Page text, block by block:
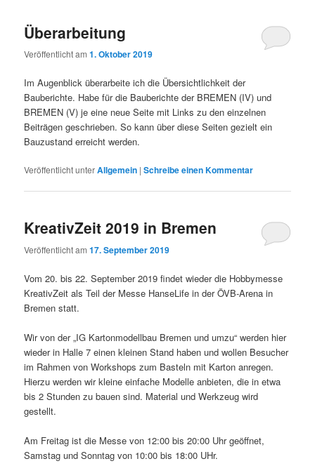
Überarbeitung
Veröffentlicht am1. Oktober 2019
Im Augenblick überarbeite ich die Übersichtlichkeit der
Bauberichte. Habe für die Bauberichte der BREMEN (IV) und
BREMEN (V) je eine neue Seite mit Links zu den einzelnen
Beiträgen geschrieben. So kann über diese Seiten gezielt ein
Bauzustand erreicht werden.
Veröffentlicht unterAllgemein |Schreibe einen Kommentar
KreativZeit 2019 in Bremen
Veröffentlicht am17. September 2019
Vom 20. bis 22. September 2019 findet wieder die Hobbymesse
KreativZeit als Teil der Messe HanseLife in der ÖVB-Arena in
Bremen statt.
Wir von der „IG Kartonmodellbau Bremen und umzu“ werden hier
wieder in Halle 7 einen kleinen Stand haben und wollen Besucher
im Rahmen von Workshops zum Basteln mit Karton anregen.
Hierzu werden wir kleine einfache Modelle anbieten, die in etwa
bis 2 Stunden zu bauen sind. Material und Werkzeug wird
gestellt.
Am Freitag ist die Messe von 12:00 bis 20:00 Uhr geöffnet,
Samstag und Sonntag von 10:00 bis 18:00 UHr.